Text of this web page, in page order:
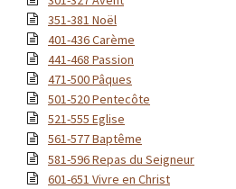
351-381 Noël
401-436 Carème
441-468 Passion
471-500 Pâques
501-520 Pentecôte
521-555 Eglise
561-577 Baptême
581-596 Repas du Seigneur
601-651 Vivre en Christ